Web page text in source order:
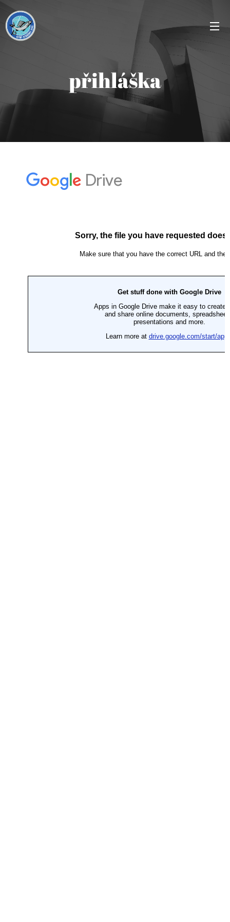
přihláška